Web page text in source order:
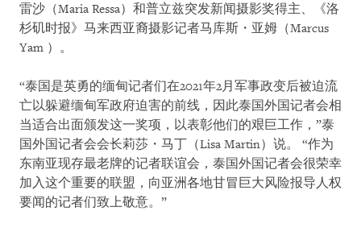
雷沙（Maria Ressa）和普立兹突发新闻摄影奖得主、《洛
杉矶时报》马来西亚裔摄影记者马库斯・亚姆（Marcus
Yam ）。
“泰国是英勇的缅甸记者们在2021年2月军事政变后被迫流
亡以躲避缅甸军政府迫害的前线，因此泰国外国记者会相
当适合出面颁发这一奖项，以表彰他们的艰巨工作，”泰
国外国记者会会长莉莎・马丁（Lisa Martin）说。 “作为
东南亚现存最老牌的记者联谊会，泰国外国记者会很荣幸
加入这个重要的联盟，向亚洲各地甘冒巨大风险报导人权
要闻的记者们致上敬意。”